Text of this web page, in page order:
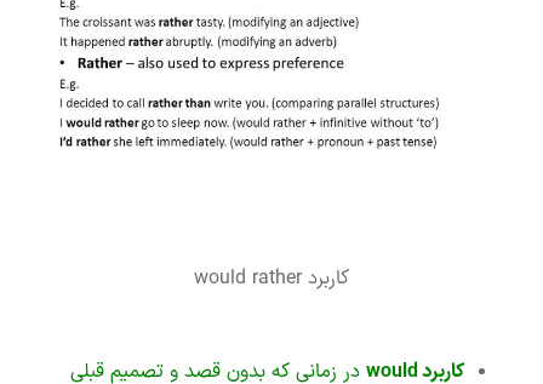
کاربرد would rather
کاربردwould در زمانی که بدون قصد و تصمیم قبلی